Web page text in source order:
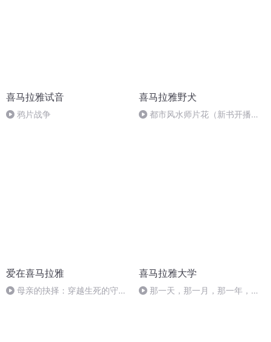
喜马拉雅试音
鸦片战争
喜马拉雅野犬
都市风水师片花（新书开播
爱在喜马拉雅
母亲的抉择：穿越生死的守
喜马拉雅大学
那一天，那一月，那一年，那